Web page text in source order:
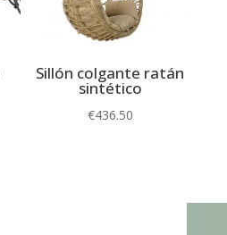
Sillón colgante ratán
sintético
€436.50